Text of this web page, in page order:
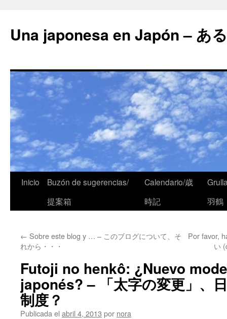
Una japonesa en Japón – あ
Inicio
Buzón de sugerencias/
提案箱
Calendario/歳
時記
羽鶴
← Sobre este blog y … – このブログについて、そ
れから・・・
Por favor,
い
Futoji no henkô: ¿Nuevo
japonés? – 「太字の変更」、
制度？
Publicada el abril 4, 2013 por nora